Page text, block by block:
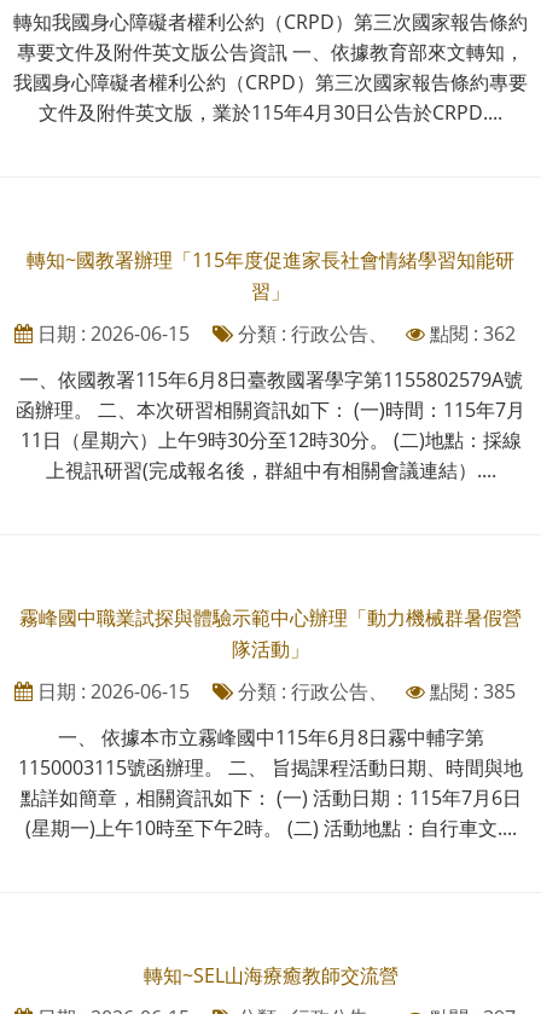
轉知我國身心障礙者權利公約（CRPD）第三次國家報告條約
專要文件及附件英文版公告資訊 一、依據教育部來文轉知，
我國身心障礙者權利公約（CRPD）第三次國家報告條約專要
文件及附件英文版，業於115年4月30日公告於CRPD....
轉知~國教署辦理「115年度促進家長社會情緒學習知能研
習」
日期 : 2026-06-15
分類 : 行政公告、
點閱 : 362
一、依國教署115年6月8日臺教國署學字第1155802579A號
函辦理。 二、本次研習相關資訊如下： (一)時間：115年7月
11日（星期六）上午9時30分至12時30分。 (二)地點：採線
上視訊研習(完成報名後，群組中有相關會議連結）....
霧峰國中職業試探與體驗示範中心辦理「動力機械群暑假營
隊活動」
日期 : 2026-06-15
分類 : 行政公告、
點閱 : 385
一、 依據本市立霧峰國中115年6月8日霧中輔字第
1150003115號函辦理。 二、 旨揭課程活動日期、時間與地
點詳如簡章，相關資訊如下： (一) 活動日期：115年7月6日
(星期一)上午10時至下午2時。 (二) 活動地點：自行車文....
轉知~SEL山海療癒教師交流營